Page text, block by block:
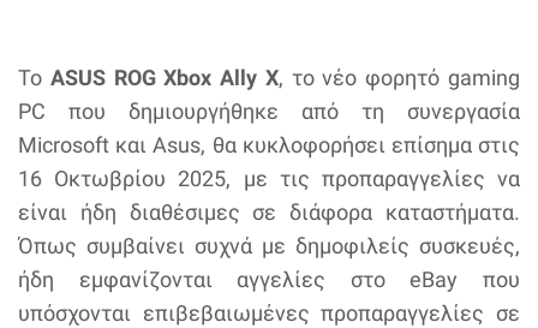
Το ASUS ROG Xbox Ally X, το νέο φορητό gaming
PC που δημιουργήθηκε από τη συνεργασία
Microsoft και Asus, θα κυκλοφορήσει επίσημα στις
16 Οκτωβρίου 2025, με τις προπαραγγελίες να
είναι ήδη διαθέσιμες σε διάφορα καταστήματα.
Όπως συμβαίνει συχνά με δημοφιλείς συσκευές,
ήδη εμφανίζονται αγγελίες στο eBay που
υπόσχονται επιβεβαιωμένες προπαραγγελίες σε